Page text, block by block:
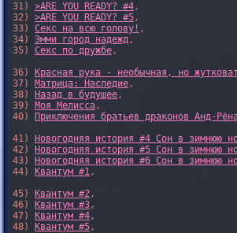
31) >ARE YOU READY? #4,
32) >ARE YOU READY? #5,
33) Секс на всю голову! ,
34) Эмми город надежд,
35) Секс по дружбе,
36)
Красная рука - необычная, но
37) Матрица: Наследие,
38)
Назад в будущее,
39) Моя Мелисса,
40)
Приключения братьев драконов Анд-
41)
Новогодняя история #4 Сон в зимнюю
42)
Новогодняя история #5 Сон в зимнюю
43)
Новогодняя история #6 Сон в зимнюю
44)
Квантум #1,
45)
Квантум #2,
46)
Квантум #3,
47)
Квантум #4,
48)
Квантум #5,